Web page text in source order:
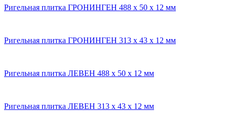
Ригельная плитка ГРОНИНГЕН 488 x 50 x 12 мм
Ригельная плитка ГРОНИНГЕН 313 x 43 x 12 мм
Ригельная плитка ЛЕВЕН 488 x 50 x 12 мм
Ригельная плитка ЛЕВЕН 313 x 43 x 12 мм